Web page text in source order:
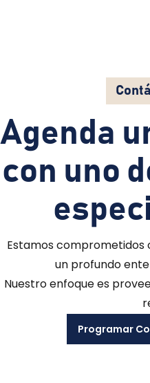
Agenda
con uno
Estamos comprometidos
un profundo
Nuestro enfoque es
Programar